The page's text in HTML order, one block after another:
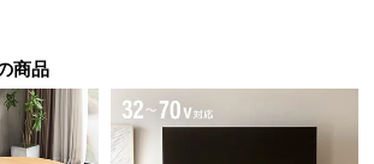
商品